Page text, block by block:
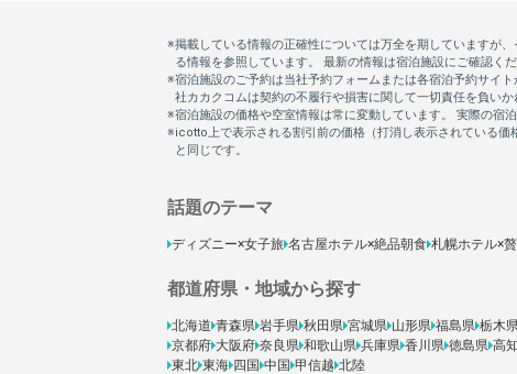
話題のテーマ
ディズニー×女子旅 名古屋ホテル×絶品朝食 札幌ホテル×
都道府県・地域から探す
北海道 青森県 岩手県 秋田県 宮城県 山形県 福島県 栃木
京都府 大阪府 奈良県 和歌山県 兵庫県 香川県 徳島県 高
東北 東海 四国 中国 甲信越 北陸